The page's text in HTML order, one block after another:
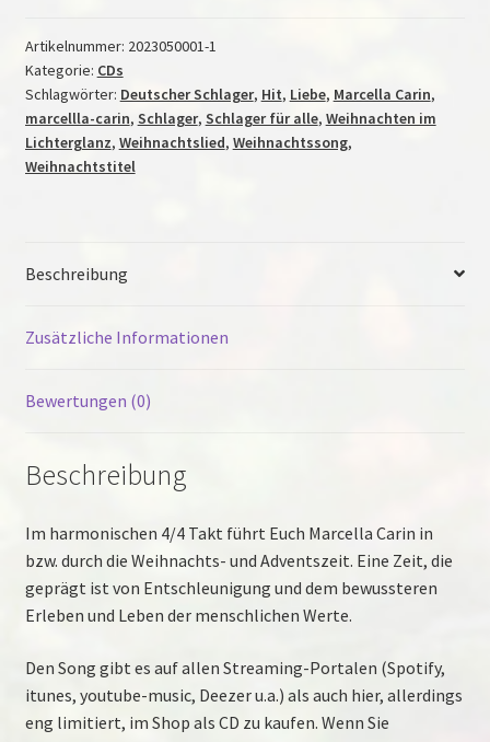
CD)
Menge
Artikelnummer: 2023050001-1
Kategorie: CDs
Schlagwörter: Deutscher Schlager, Hit, Liebe, Marcella Carin,
marcellla-carin, Schlager, Schlager für alle, Weihnachten im
Lichterglanz, Weihnachtslied, Weihnachtssong,
Weihnachtstitel
Beschreibung
Zusätzliche Informationen
Bewertungen (0)
Beschreibung
Im harmonischen 4/4 Takt führt Euch Marcella Carin in
bzw. durch die Weihnachts- und Adventszeit. Eine Zeit, die
geprägt ist von Entschleunigung und dem bewussteren
Erleben und Leben der menschlichen Werte.
Den Song gibt es auf allen Streaming-Portalen (Spotify,
itunes, youtube-music, Deezer u.a.) als auch hier, allerdings
eng limitiert, im Shop als CD zu kaufen. Wenn Sie